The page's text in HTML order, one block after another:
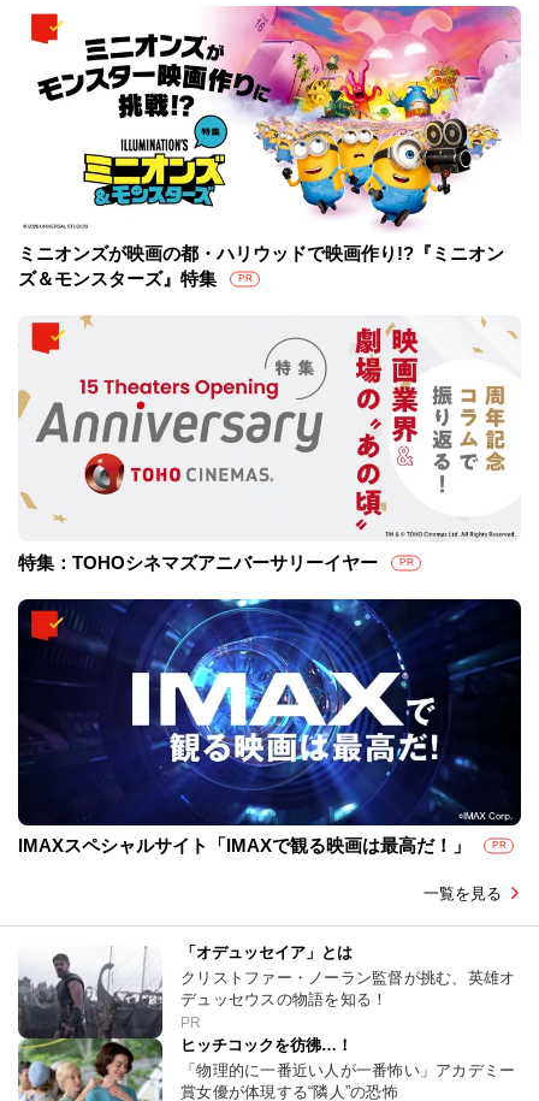
ミニオンズが映画の都・ハリウッドで映画作り!?『ミニオン
ズ＆モンスターズ』特集
PR
特集：TOHOシネマズアニバーサリーイヤー PR
IMAXスペシャルサイト「IMAXで観る映画は最高だ！」 PR
一覧を見る
「オデュッセイア」とは
クリストファー・ノーラン監督が挑む、英雄オ
デュッセウスの物語を知る！
PR
ヒッチコックを彷彿…！
「物理的に一番近い人が一番怖い」アカデミー
賞女優が体現する“隣人”の恐怖